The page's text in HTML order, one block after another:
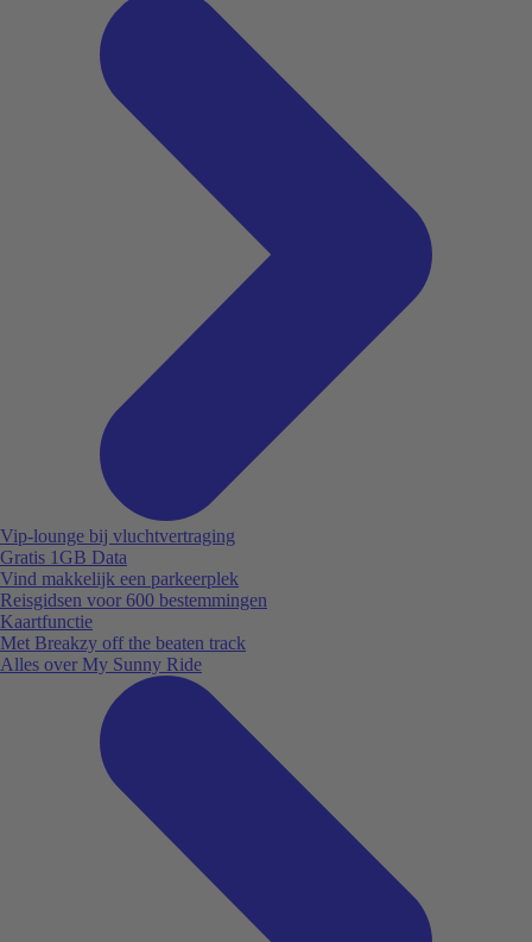
Vip-lounge bij vluchtvertraging
Gratis 1GB Data
Vind makkelijk een parkeerplek
Reisgidsen voor 600 bestemmingen
Kaartfunctie
Met Breakzy off the beaten track
Alles over My Sunny Ride